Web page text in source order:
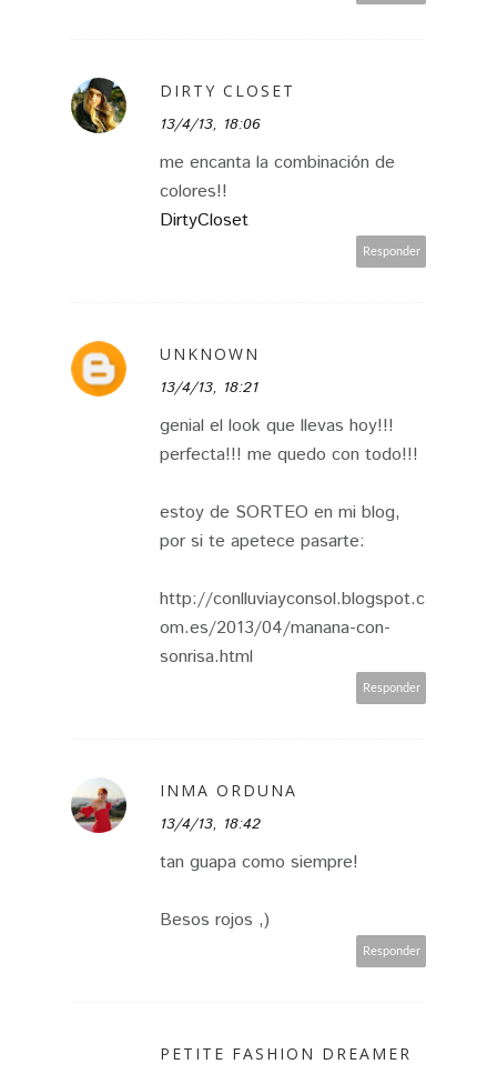
DIRTY CLOSET
13/4/13, 18:06
me encanta la combinación de
colores!!
DirtyCloset
Responder
UNKNOWN
13/4/13, 18:21
genial el look que llevas hoy!!!
perfecta!!! me quedo con todo!!!
estoy de SORTEO en mi blog,
por si te apetece pasarte:
http://conlluviayconsol.blogspot.c
om.es/2013/04/manana-con-
sonrisa.html
Responder
INMA ORDUNA
13/4/13, 18:42
tan guapa como siempre!
Besos rojos ,)
Responder
PETITE FASHION DREAMER